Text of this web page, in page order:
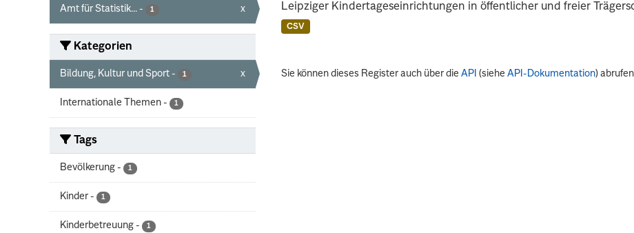
Amt für Statistik... - 1 x
Kategorien
Bildung, Kultur und Sport - 1 x
Internationale Themen - 1
Tags
Bevölkerung - 1
Kinder - 1
Kinderbetreuung - 1
Leipziger Kindertageseinrichtungen in öffentlicher und freier
CSV
Sie können dieses Register auch über dieAPI (sieheAPI-Dokumentation)